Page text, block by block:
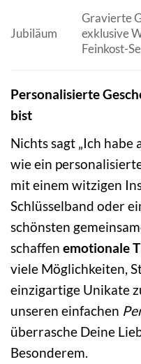
Jubiläum
Gravierte
exklusive
Feinkost-
Personalisierte
bist
Nichts sagt „Ich habe
wie ein
mit einem witzigen
Schlüsselband oder
schönsten
schaffen emotionale
viele Möglichkeiten,
einzigartige Unikate
unseren einfachen
überrasche Deine
Besonderem.